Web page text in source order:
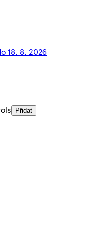
18. 8. 2026
Přidat